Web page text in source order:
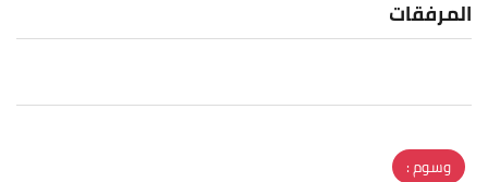
المرفقات
وسوم :